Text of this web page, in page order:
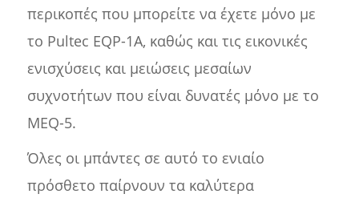
περικοπές που μπορείτε να έχετε μόνο με
το Pultec EQP-1A, καθώς και τις εικονικές
ενισχύσεις και μειώσεις μεσαίων
συχνοτήτων που είναι δυνατές μόνο με το
MEQ-5.
Όλες οι μπάντες σε αυτό το ενιαίο
πρόσθετο παίρνουν τα καλύτερα